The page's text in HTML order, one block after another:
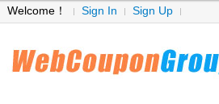
Welcome！ Sign In Sign Up